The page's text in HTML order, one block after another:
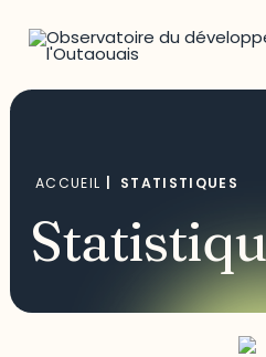
ACCUEIL STATISTIQUES